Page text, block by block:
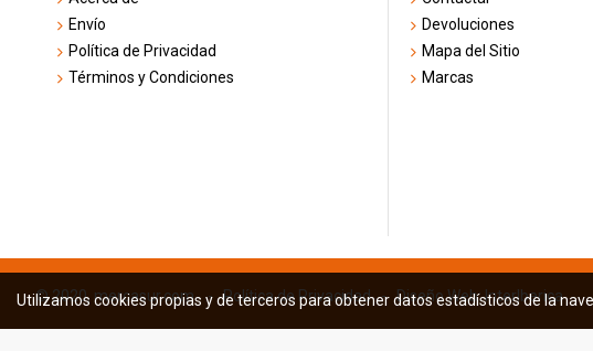
Envío
Política de Privacidad
Términos y Condiciones
Devoluciones
Mapa del Sitio
Marcas
© 2020, mercasur.com -Política de Privacidad-Diseño Web: InterIberica
Utilizamos cookies propias y de terceros para obtener datos estadísticos de la